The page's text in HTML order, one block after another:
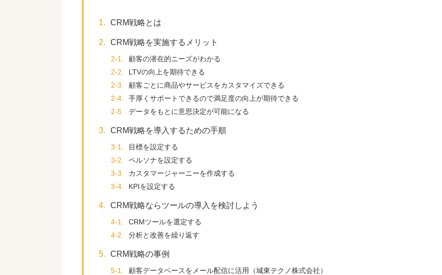
1. CRM戦略とは
2. CRM戦略を実施するメリット
2-1.
顧客の潜在的ニーズがわかる
2-2.
LTVの向上を期待できる
2-3.
顧客ごとに商品やサービスをカスタマイズできる
2-4.
手厚くサポートできるので満足度の向上が期待できる
2-5.
データをもとに意思決定が可能になる
3. CRM戦略を導入するための手順
3-1.
目標を設定する
3-2.
ペルソナを設定する
3-3.
カスタマージャーニーを作成する
3-4.
KPIを設定する
4. CRM戦略ならツールの導入を検討しよう
4-1.
CRMツールを選定する
4-2.
分析と改善を繰り返す
5. CRM戦略の事例
5-1.
顧客データベースをメール配信に活用（城東テクノ株式会社）